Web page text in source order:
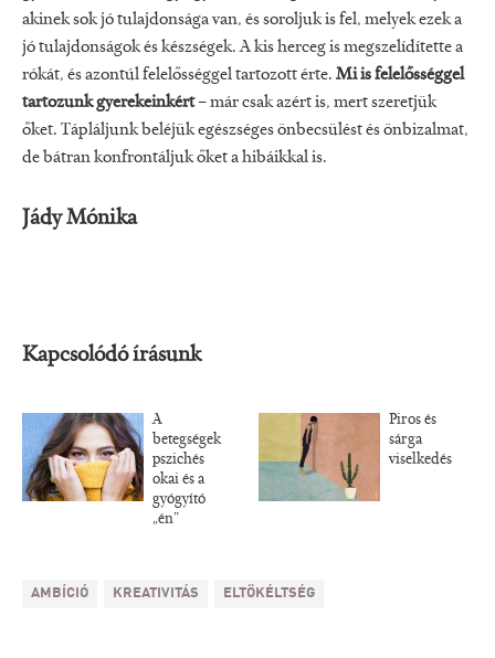
akinek sok jó tulajdonsága van, és soroljuk is fel, melyek ezek a
jó tulajdonságok és készségek. A kis herceg is megszelídítette a
rókát, és azontúl felelősséggel tartozott érte. Mi is felelősséggel
tartozunk gyerekeinkért– már csak azért is, mert szeretjük
őket. Tápláljunk beléjük egészséges önbecsülést és önbizalmat,
de bátran konfrontáljuk őket a hibáikkal is.
Jády Mónika
Kapcsolódó írásunk
A
betegségek
pszichés
okai és a
gyógyító
„én”
Piros és
sárga
viselkedés
AMBÍCIÓ KREATIVITÁS ELTÖKÉLTSÉG